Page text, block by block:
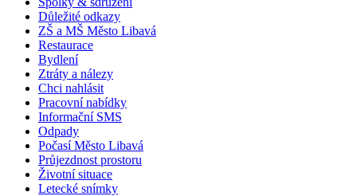
Důležité odkazy
ZŠ a MŠ Město Libavá
Restaurace
Bydlení
Ztráty a nálezy
Chci nahlásit
Pracovní nabídky
Informační SMS
Odpady
Počasí Město Libavá
Průjezdnost prostoru
Životní situace
Letecké snímky